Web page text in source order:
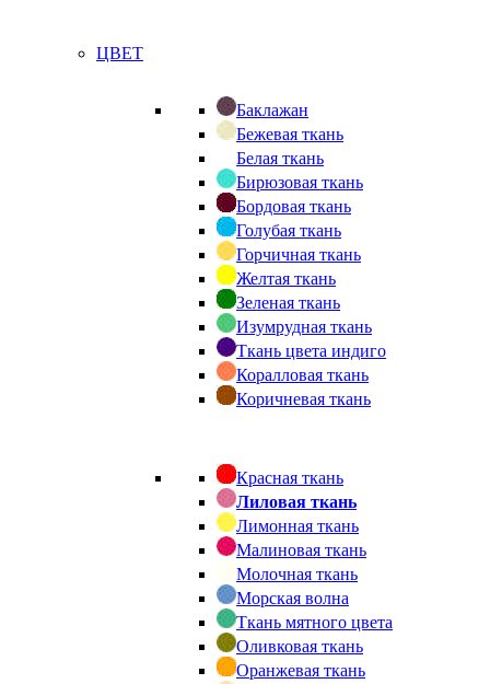
ЦВЕТ
Баклажан
Бежевая ткань
Белая ткань
Бирюзовая ткань
Бордовая ткань
Голубая ткань
Горчичная ткань
Желтая ткань
Зеленая ткань
Изумрудная ткань
Ткань цвета индиго
Коралловая ткань
Коричневая ткань
Красная ткань
Лиловая ткань
Лимонная ткань
Малиновая ткань
Молочная ткань
Морская волна
Ткань мятного цвета
Оливковая ткань
Оранжевая ткань